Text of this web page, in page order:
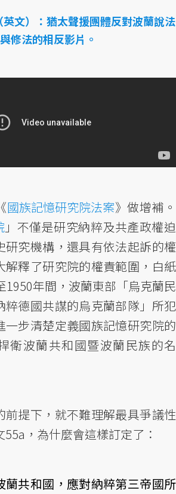
文）：猶太聲援團體反對波蘭說法
與修法的相反影片。
國族記憶研究院法案》做增補。
」不僅是研究納粹及共產政權迫
研究機構，還具有依法起訴的權
解釋了研究院的權責範圍，白紙
1950年間，波蘭東部「烏克蘭民
粹德國共謀的烏克蘭部隊」所犯
一步清楚定義國族記憶研究院的
波蘭共和國暨波蘭民族的名
前提下，就不難理解最具爭議性
，為什麼會這樣訂定了：
蘭共和國，應對納粹第三帝國所